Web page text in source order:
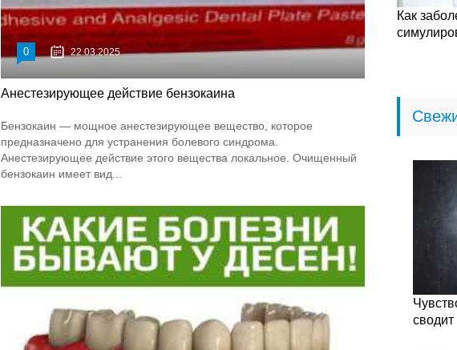
0 22.03.2025
Анестезирующее действие бензокаина
Бензокаин — мощное анестезирующее вещество, которое
предназначено для устранения болевого синдрома.
Анестезирующее действие этого вещества локальное. Очищенный
бензокаин имеет вид...
Как
сводит